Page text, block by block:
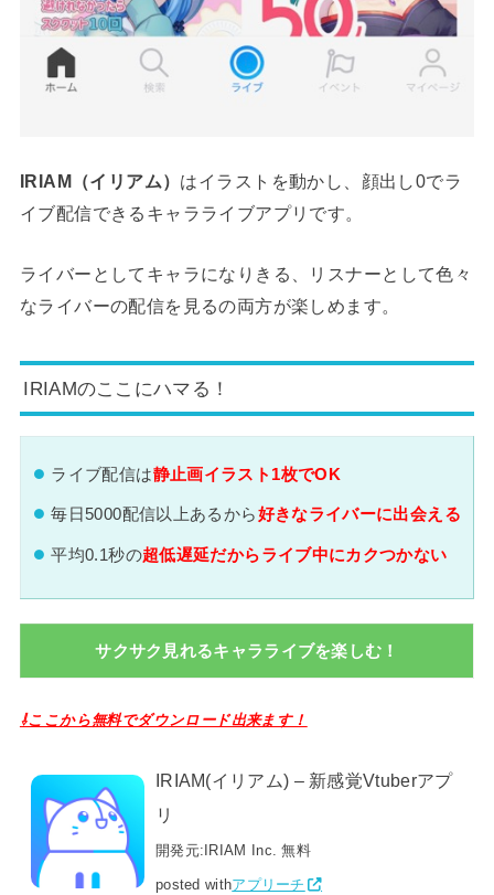
IRIAM（イリアム） はイラストを動かし、顔出し0でラ
イブ配信できるキャラライブアプリです。
ライバーとしてキャラになりきる、リスナーとして色々
なライバーの配信を見るの両方が楽しめます。
IRIAMのここにハマる！
ライブ配信は静止画イラスト1枚でOK
毎日5000配信以上あるから好きなライバーに出会える
平均0.1秒の超低遅延だからライブ中にカクつかない
サクサク見れるキャラライブを楽しむ！
⇩ここから無料でダウンロード出来ます！
IRIAM(イリアム) – 新感覚Vtuberアプ
リ
開発元: IRIAM Inc. 無料
posted withアプリーチ